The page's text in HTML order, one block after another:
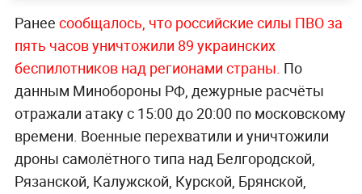
Ранее сообщалось, что российские силы ПВО за
пять часов уничтожили 89 украинских
беспилотников над регионами страны. По
данным Минобороны РФ, дежурные расчёты
отражали атаку с 15:00 до 20:00 по московскому
времени. Военные перехватили и уничтожили
дроны самолётного типа над Белгородской,
Рязанской, Калужской, Курской, Брянской,